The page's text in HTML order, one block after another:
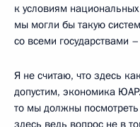
к условиям
мы могли бы такую
со всеми государствами
Я не считаю, что здесь
допустим, экономика
то мы должны
здесь ведь вопрос не в